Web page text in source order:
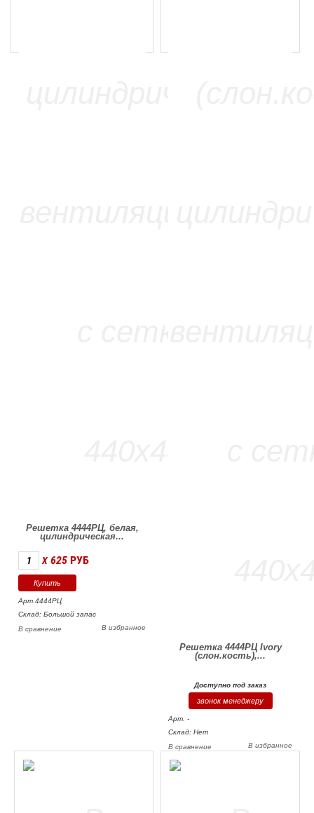
Решетка 4444РЦ, белая,
цилиндрическая...
X 625 РУБ
Арт.4444РЦ
Склад: Большой запас
В избранное
В сравнение
Решетка 4444РЦ Ivory
(слон.кость),...
Доступно под заказ
звонок менеджеру
Арт. -
Склад: Нет
В избранное
В сравнение